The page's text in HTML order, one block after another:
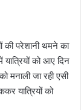
की परेशानी थमने का
को आए दिन
मनाली जा रही एसी
यात्रियों को